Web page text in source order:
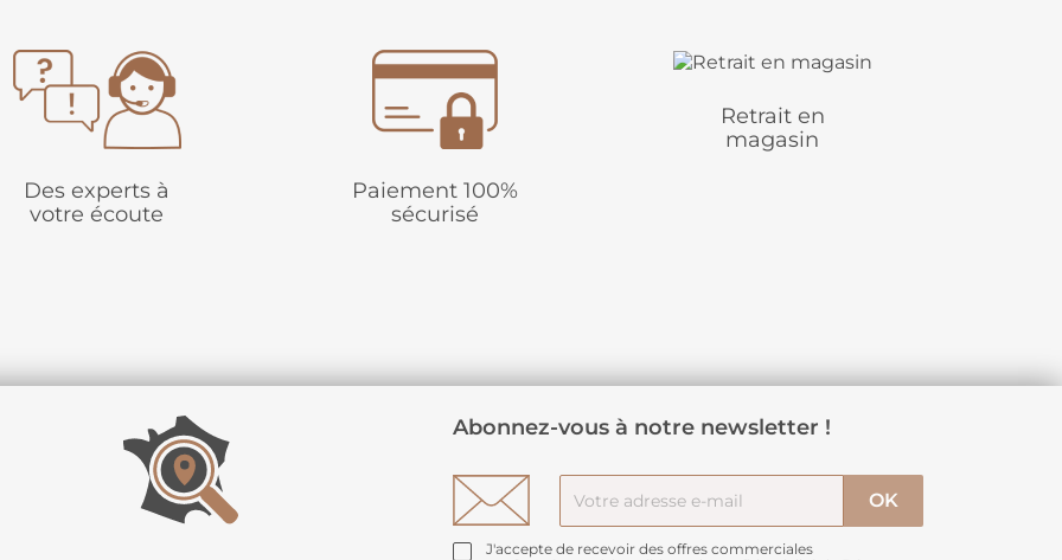
Des experts à
votre écoute
Paiement 100%
sécurisé
Retrait en
magasin
Abonnez-vous à notre newsletter !
J'accepte de recevoir des offres commerciales